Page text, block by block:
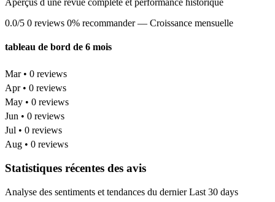
0.0/5 0 reviews 0% recommander — Croissance mensuelle
tableau de bord de 6 mois
Mar • 0 reviews
Apr • 0 reviews
May • 0 reviews
Jun • 0 reviews
Jul • 0 reviews
Aug • 0 reviews
Statistiques récentes des avis
Analyse des sentiments et tendances du dernier Last 30 days